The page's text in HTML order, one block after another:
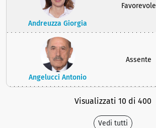
Andreuzza Giorgia
Favorevole
Angelucci Antonio
Assente
Visualizzati 10 di 400
Vedi tutti